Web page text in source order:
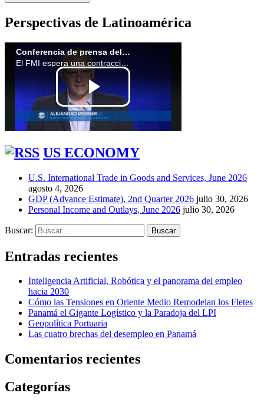
Perspectivas de Latinoamérica
US ECONOMY
U.S. International Trade in Goods and Services, June 2026
agosto 4, 2026
GDP (Advance Estimate), 2nd Quarter 2026 julio 30, 2026
Personal Income and Outlays, June 2026 julio 30, 2026
Buscar:
Entradas recientes
Inteligencia Artificial, Robótica y el panorama del empleo
hacia 2030
Cómo las Tensiones en Oriente Medio Remodelan los Fletes
Panamá el Gigante Logístico y la Paradoja del LPI
Geopolítica Portuaria
Las cuatro brechas del desempleo en Panamá
Comentarios recientes
Categorías